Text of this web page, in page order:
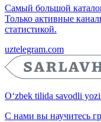
Самый большой
Только активные
статистикой.
uztelegram.com
O‘zbek tilida savodli
С нами вы научитесь